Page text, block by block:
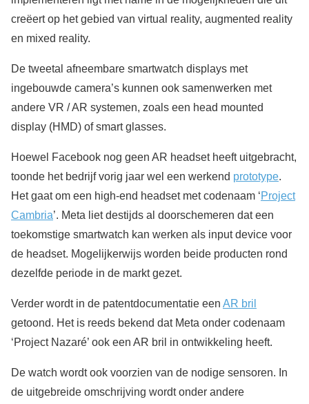
creëert op het gebied van virtual reality, augmented reality
en mixed reality.
De tweetal afneembare smartwatch displays met
ingebouwde camera’s kunnen ook samenwerken met
andere VR / AR systemen, zoals een head mounted
display (HMD) of smart glasses.
Hoewel Facebook nog geen AR headset heeft uitgebracht,
toonde het bedrijf vorig jaar wel een werkend prototype.
Het gaat om een high-end headset met codenaam ‘Project
Cambria’. Meta liet destijds al doorschemeren dat een
toekomstige smartwatch kan werken als input device voor
de headset. Mogelijkerwijs worden beide producten rond
dezelfde periode in de markt gezet.
Verder wordt in de patentdocumentatie een AR bril
getoond. Het is reeds bekend dat Meta onder codenaam
‘Project Nazaré’ ook een AR bril in ontwikkeling heeft.
De watch wordt ook voorzien van de nodige sensoren. In
de uitgebreide omschrijving wordt onder andere